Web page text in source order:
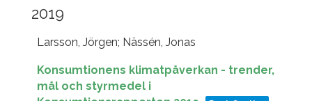
2019
Larsson, Jörgen; Nässén, Jonas
Konsumtionens klimatpåverkan - trender,
mål och styrmedel i